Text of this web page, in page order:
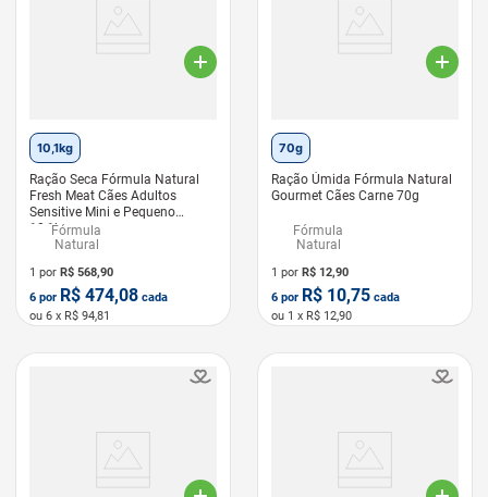
10,1kg
Ração Seca Fórmula Natural
Fresh Meat Cães Adultos
Sensitive Mini e Pequeno
10,1kgFórmula
Natural
1 por R$ 568,90
6 por R$ 474,08 cada
ou 6 x R$ 94,81
70g
Ração Úmida Fórmula Natural
Gourmet Cães Carne 70g
Fórmula
Natural
1 por R$ 12,90
6 por R$ 10,75 cada
ou 1 x R$ 12,90